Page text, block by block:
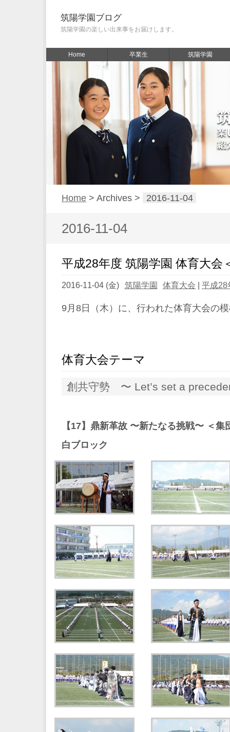
筑陽学園ブログ
筑陽学園の楽しい出来事をお届けします。
Home 卒業生 筑陽学園
Home > Archives > 2016-11-04
2016-11-04
平成28年度 筑陽学園 体育大会
2016-11-04 (金) 筑陽学園 体育大会 |平成28
9月8日（木）に、行われた体育大会の
体育大会テーマ
創共守勢 〜 Let’s set a
【17】鼎新革故 〜新たなる挑戦〜 ＜
白ブロック